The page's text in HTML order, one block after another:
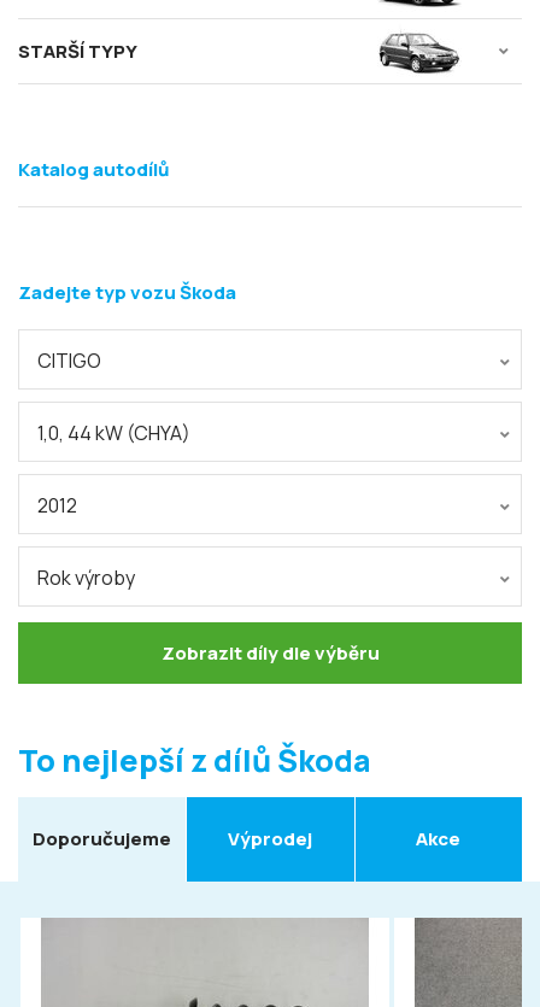
STARŠÍ TYPY
Zadejte typ vozu Škoda
CITIGO
1,0, 44 kW (CHYA)
2012
Rok výroby
Zobrazit díly dle výběru
Katalog autodílů
To nejlepší z dílů Škoda
Doporučujeme Výprodej Akce